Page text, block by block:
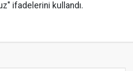
ifadelerini kullandı.